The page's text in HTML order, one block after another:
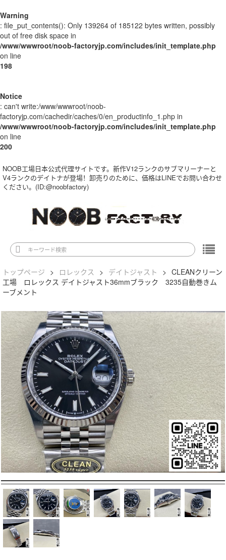
Warning
: file_put_contents(): Only 139264 of 185122 bytes written, possibly
out of free disk space in
/www/wwwroot/noob-factoryjp.com/includes/init_template.php
on line
198
Notice
: can't write:/www/wwwroot/noob-
factoryjp.com/cachedir/caches/0/en_productinfo_1.php in
/www/wwwroot/noob-factoryjp.com/includes/init_template.php
on line
200
NOOB工場日本公式代理サイトです。新作V12ランクのサブマリーナーと
V4ランクのデイトナが登場！卸売りのために、価格はLINEでお問い合わせ
ください。(ID:@noobfactory)
トップページ > ロレックス > デイトジャスト > CLEANクリーン
工場 ロレックス デイトジャスト36mmブラック 3235自動巻きム
ーブメント